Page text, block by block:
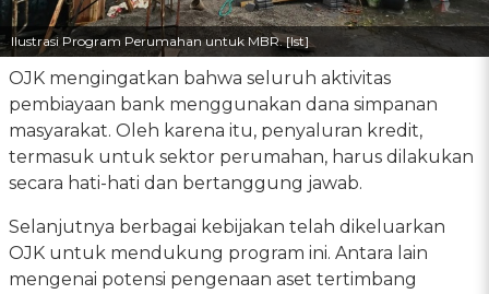
Ilustrasi Program Perumahan untuk MBR. [Ist]
OJK mengingatkan bahwa seluruh aktivitas
pembiayaan bank menggunakan dana simpanan
masyarakat. Oleh karena itu, penyaluran kredit,
termasuk untuk sektor perumahan, harus dilakukan
secara hati-hati dan bertanggung jawab.
Selanjutnya berbagai kebijakan telah dikeluarkan
OJK untuk mendukung program ini. Antara lain
mengenai potensi pengenaan aset tertimbang